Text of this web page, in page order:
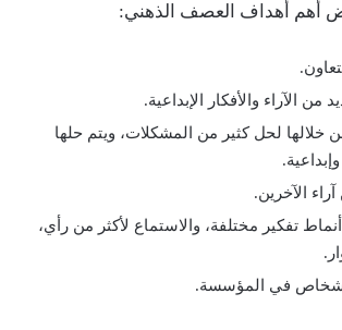
أهم أهداف العصف الذهني:
من الآراء والأفكار الإبداعية.
خلالها لحل كثير من المشكلات، ويتم حلها
الآخرين.
تفكير مختلفة، والاستماع لأكثر من رأي،
في المؤسسة.